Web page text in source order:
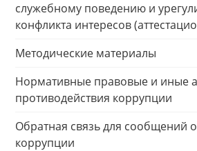
служебному поведению и
конфликта интересов
Методические материалы
Нормативные правовые и иные
противодействия коррупции
Обратная связь для сообщений
коррупции